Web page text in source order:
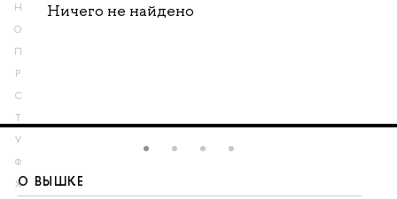
Н
О
П
Р
С
Т
У
Ф
Х
Ничего не найдено
О ВЫШКЕ